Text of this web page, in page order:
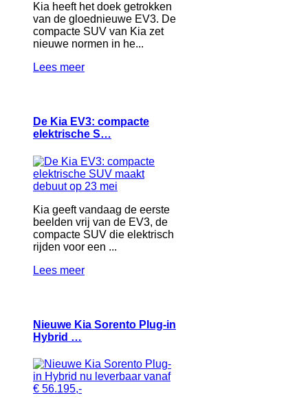
Kia heeft het doek getrokken
van de gloednieuwe EV3. De
compacte SUV van Kia zet
nieuwe normen in he...
Lees meer
De Kia EV3: compacte
elektrische S…
Kia geeft vandaag de eerste
beelden vrij van de EV3, de
compacte SUV die elektrisch
rijden voor een ...
Lees meer
Nieuwe Kia Sorento Plug-in
Hybrid …